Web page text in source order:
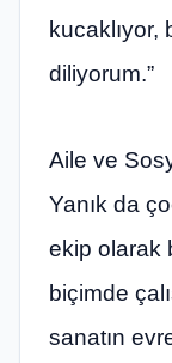
kucaklıyor,
diliyorum.”
Aile ve
Yanık da
ekip olarak
biçimde
sanatın